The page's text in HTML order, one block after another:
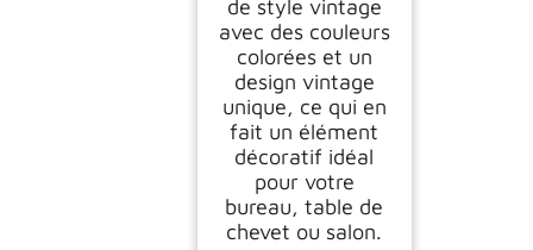
de chiens
de style vintage
avec des couleurs
colorées et un
design vintage
unique, ce qui en
fait un élément
décoratif idéal
pour votre
bureau, table de
chevet ou salon.